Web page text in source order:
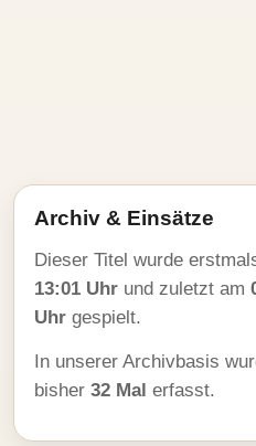
Archiv & Einsätze
Dieser Titel wurde
13:01 Uhr und zuletzt am
Uhr gespielt.
In unserer Archivbasis
bisher 32 Mal erfasst.